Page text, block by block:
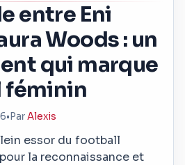
entre Eni
Woods : un
qui marque
féminin
• ParAlexis
essor du football
la reconnaissance et